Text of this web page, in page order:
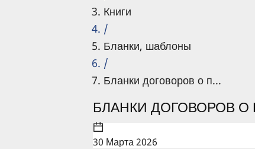
Книги
/
Бланки, шаблоны
/
Бланки договоров о п...
БЛАНКИ ДОГОВОРОВ
30 Марта 2026